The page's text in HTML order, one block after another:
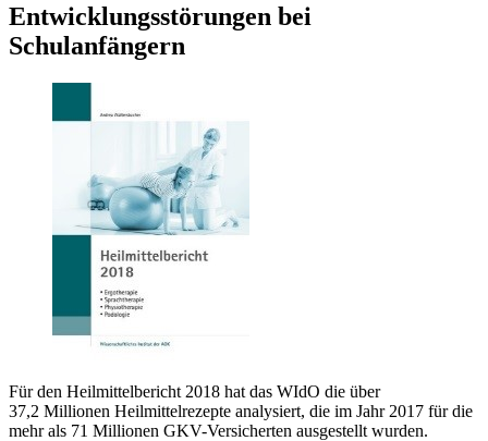
Entwicklungsstörungen bei
Schulanfängern
Für den Heilmittelbericht 2018 hat das WIdO die über
37,2 Millionen Heilmittelrezepte analysiert, die im Jahr 2017 für die
mehr als 71 Millionen GKV-Versicherten ausgestellt wurden.